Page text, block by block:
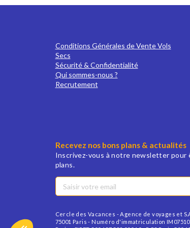
Conditions Générales de Vente Vols
Secs
Sécurité & Confidentialité
Qui sommes-nous ?
Recrutement
Recevez nos bons plans & actualités
Inscrivez-vous à notre newsletter
plans.
Cercle des Vacances - Agence de voyages et
75001 Paris - Numéro d'immatriculation